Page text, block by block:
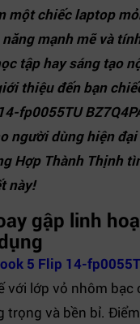
một chiếc laptop
mạnh mẽ và
tập hay sáng tạo
thiệu đến bạn
fp0055TU
người dùng hiện
Hợp Thành Thịnh
này!
gập linh
5 Flip 14-
với lớp vỏ nhôm bạc
trọng và bền bỉ.